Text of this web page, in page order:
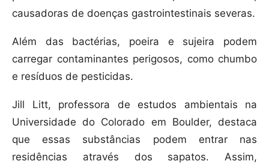
causadoras de doenças gastrointestinais severas.
Além das bactérias, poeira e sujeira podem
carregar contaminantes perigosos, como chumbo
e resíduos de pesticidas.
Jill Litt, professora de estudos ambientais na
Universidade do Colorado em Boulder, destaca
que essas substâncias podem entrar nas
residências através dos sapatos. Assim,